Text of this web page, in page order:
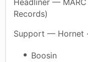
Records)
Support — Hornet ·
Boosin